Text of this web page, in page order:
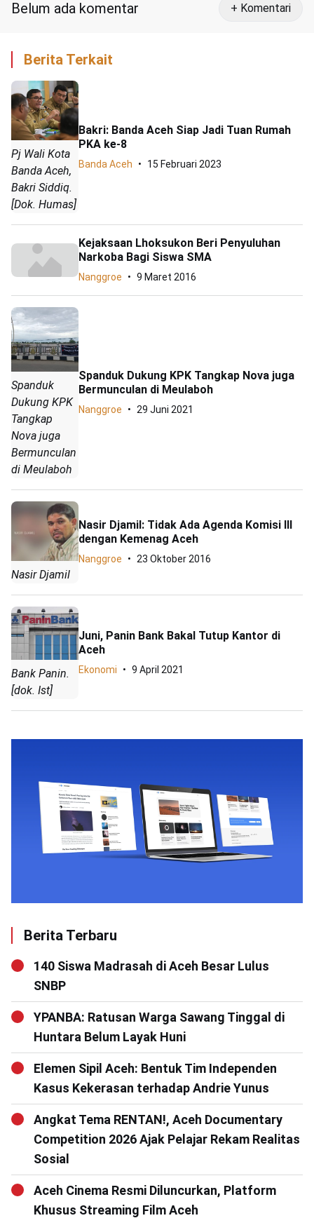
Belum ada komentar + Komentari
Berita Terkait
Pj Wali Kota
Banda Aceh,
Bakri Siddiq.
[Dok. Humas]
Bakri: Banda Aceh Siap Jadi Tuan Rumah
PKA ke-8
Banda Aceh 15 Februari 2023
Kejaksaan Lhoksukon Beri Penyuluhan
Narkoba Bagi Siswa SMA
Nanggroe 9 Maret 2016
Spanduk
Dukung KPK
Tangkap
Nova juga
Bermunculan
di Meulaboh
Spanduk Dukung KPK Tangkap Nova juga
Bermunculan di Meulaboh
Nanggroe 29 Juni 2021
Nasir Djamil
Nasir Djamil: Tidak Ada Agenda Komisi III
dengan Kemenag Aceh
Nanggroe 23 Oktober 2016
Bank Panin.
[dok. Ist]
Juni, Panin Bank Bakal Tutup Kantor di
Aceh
Ekonomi 9 April 2021
Berita Terbaru
140 Siswa Madrasah di Aceh Besar Lulus
SNBP
YPANBA: Ratusan Warga Sawang Tinggal di
Huntara Belum Layak Huni
Elemen Sipil Aceh: Bentuk Tim Independen
Kasus Kekerasan terhadap Andrie Yunus
Angkat Tema RENTAN!, Aceh Documentary
Competition 2026 Ajak Pelajar Rekam Realitas
Sosial
Aceh Cinema Resmi Diluncurkan, Platform
Khusus Streaming Film Aceh